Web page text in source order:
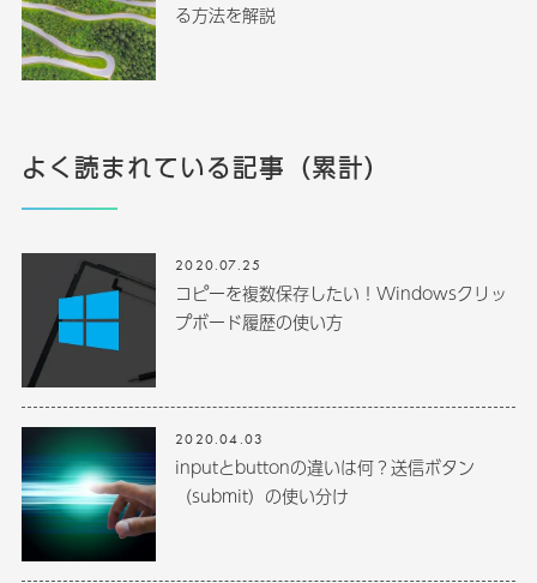
る方法を解説
よく読まれている記事（累計）
2020.07.25
コピーを複数保存したい！Windowsクリッ
プボード履歴の使い方
2020.04.03
inputとbuttonの違いは何？送信ボタン
（submit）の使い分け